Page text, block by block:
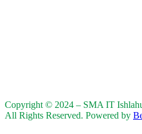
Copyright © 2024 – SMA IT
All Rights Reserved. Powered by